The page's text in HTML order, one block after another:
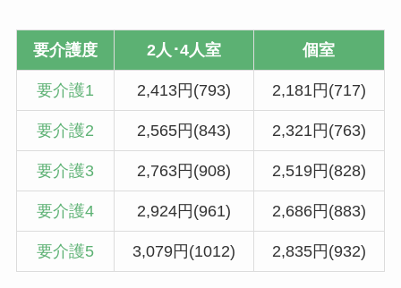
要介護度 2人･4人室 個室
要介護1 2,413円(793) 2,181円(717)
要介護2 2,565円(843) 2,321円(763)
要介護3 2,763円(908) 2,519円(828)
要介護4 2,924円(961) 2,686円(883)
要介護5 3,079円(1012) 2,835円(932)